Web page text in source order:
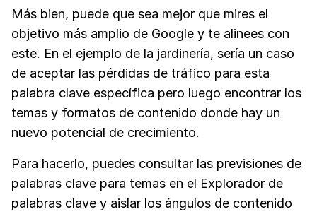
Más bien, puede que sea mejor que mires el
objetivo más amplio de Google y te alinees con
este. En el ejemplo de la jardinería, sería un caso
de aceptar las pérdidas de tráfico para esta
palabra clave específica pero luego encontrar los
temas y formatos de contenido donde hay un
nuevo potencial de crecimiento.
Para hacerlo, puedes consultar las previsiones de
palabras clave para temas en el Explorador de
palabras clave y aislar los ángulos de contenido